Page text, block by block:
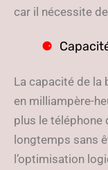
car il nécessite
La capacité de la
en milliampère-
plus le téléphone
longtemps sans
l’optimisation